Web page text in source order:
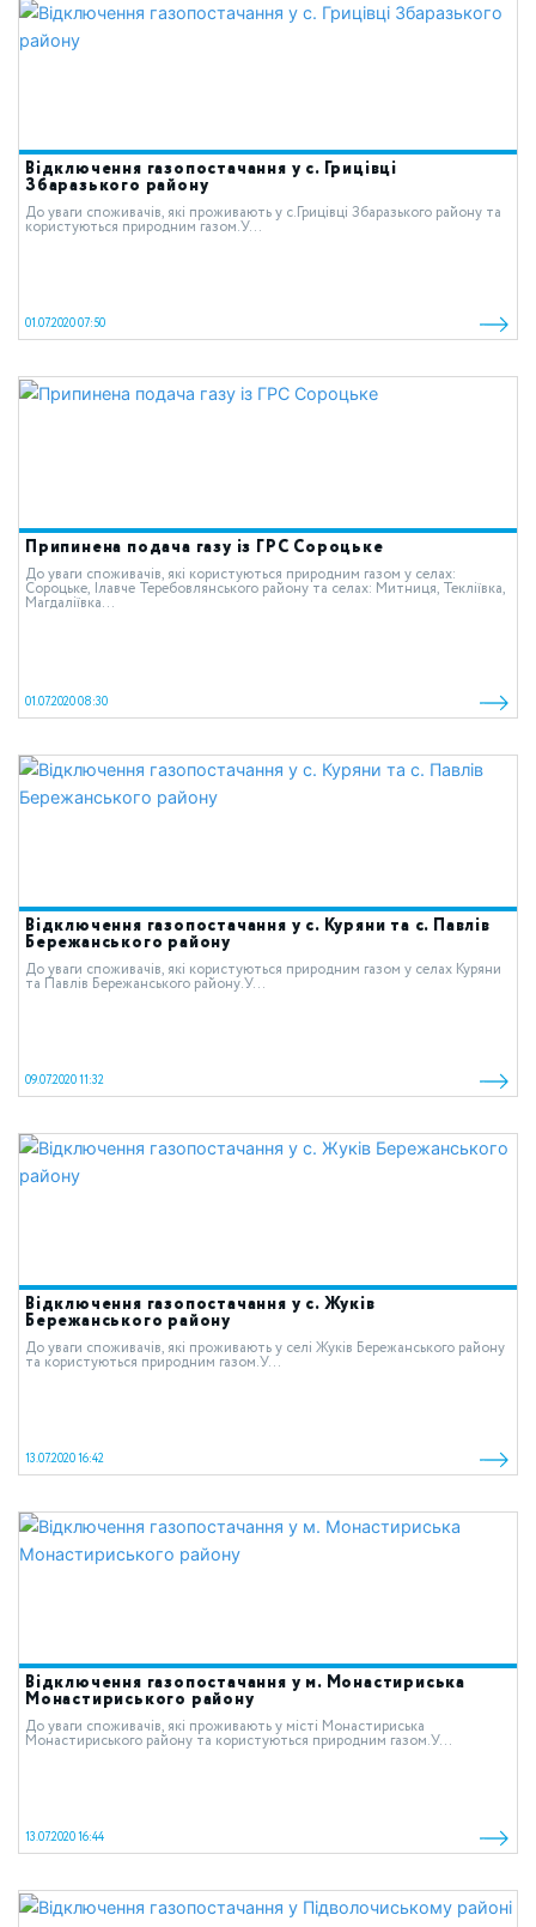
Відключення газопостачання у с. Грицівці
Збаразького району
До уваги споживачів, які проживають у c.Грицівці Збаразького району та
користуються природним газом.У...
01.07.2020 07:50
Припинена подача газу із ГРС Сороцьке
До уваги споживачів, які користуються природним газом у селах:
Сороцьке, Ілавче Теребовлянського району та селах: Митниця, Текліївка,
Магдаліївка...
01.07.2020 08:30
Відключення газопостачання у с. Куряни та с. Павлів
Бережанського району
До уваги споживачів, які користуються природним газом у cелах Куряни
та Павлів Бережанського району.У...
09.07.2020 11:32
Відключення газопостачання у с. Жуків
Бережанського району
До уваги споживачів, які проживають у селі Жуків Бережанського району
та користуються природним газом.У...
13.07.2020 16:42
Відключення газопостачання у м. Монастириська
Монастириського району
До уваги споживачів, які проживають у місті Монастириська
Монастириського району та користуються природним газом.У...
13.07.2020 16:44